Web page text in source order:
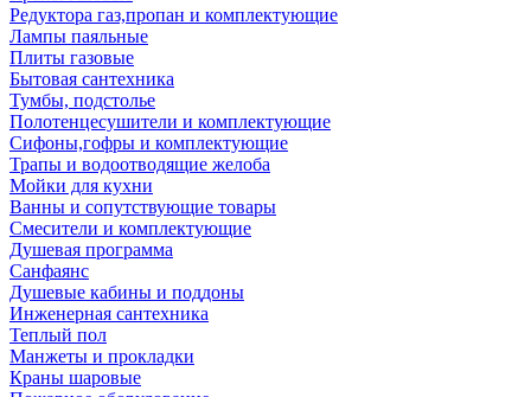
Редуктора газ,пропан и комплектующие
Лампы паяльные
Плиты газовые
Бытовая сантехника
Тумбы, подстолье
Полотенцесушители и комплектующие
Сифоны,гофры и комплектующие
Трапы и водоотводящие желоба
Мойки для кухни
Ванны и сопутствующие товары
Смесители и комплектующие
Душевая программа
Санфаянс
Душевые кабины и поддоны
Инженерная сантехника
Теплый пол
Манжеты и прокладки
Краны шаровые